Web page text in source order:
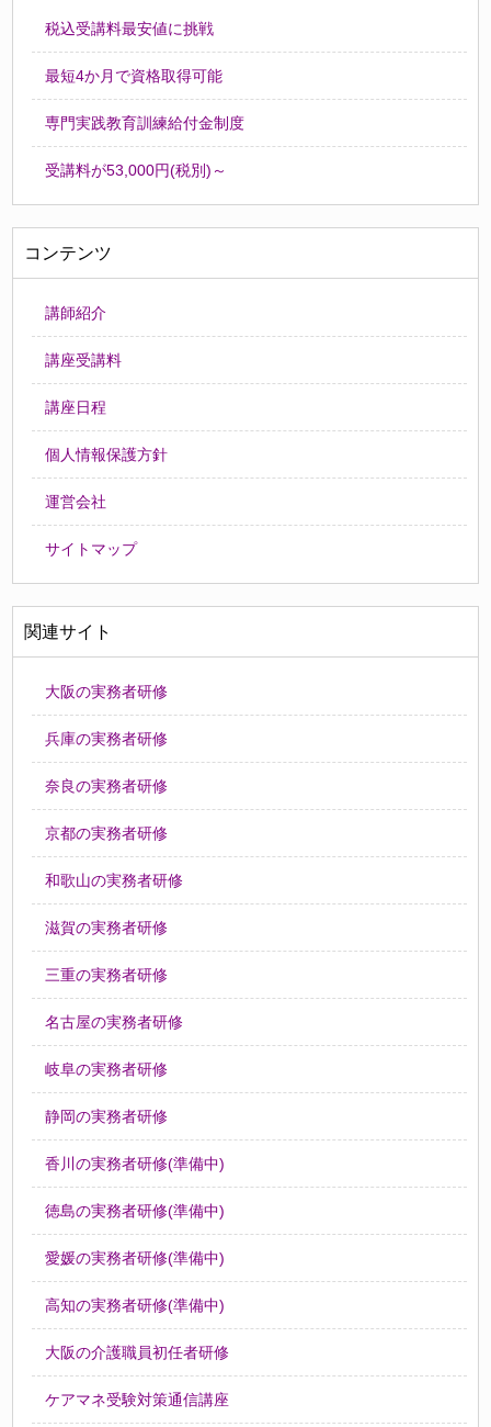
税込受講料最安値に挑戦
最短4か月で資格取得可能
専門実践教育訓練給付金制度
受講料が53,000円(税別)～
コンテンツ
講師紹介
講座受講料
講座日程
個人情報保護方針
運営会社
サイトマップ
関連サイト
大阪の実務者研修
兵庫の実務者研修
奈良の実務者研修
京都の実務者研修
和歌山の実務者研修
滋賀の実務者研修
三重の実務者研修
名古屋の実務者研修
岐阜の実務者研修
静岡の実務者研修
香川の実務者研修(準備中)
徳島の実務者研修(準備中)
愛媛の実務者研修(準備中)
高知の実務者研修(準備中)
大阪の介護職員初任者研修
ケアマネ受験対策通信講座